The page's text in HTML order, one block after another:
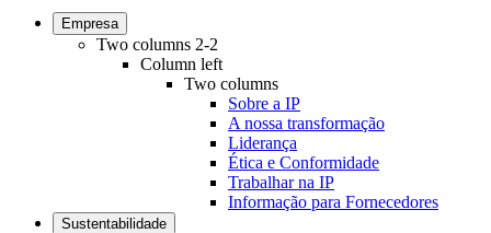
Empresa
Two columns 2-2
Column left
Two columns
Sobre a IP
A nossa transformação
Liderança
Ética e Conformidade
Trabalhar na IP
Informação para Fornecedores
Sustentabilidade